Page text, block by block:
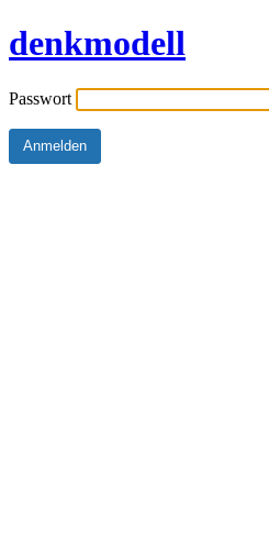
denkmodell
Passwort